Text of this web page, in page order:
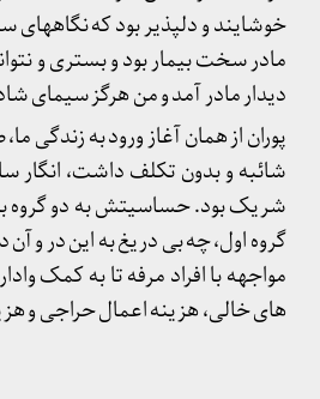
خوشایند و دلپذیر بود که
مادر سخت بیمار بود و بستری و
دیدار مادر آمد و من هرگز سیمای
پوران از همان آغاز ورود به
شائبه و بدون تکلف داشت، انگار
شریک بود. حساسیتش به دو گروه
گروه اول، چه بی دریغ به این در و
مواجهه با افراد مرفه تا به کمک
های خالی، هزینه اعمال حراجی و